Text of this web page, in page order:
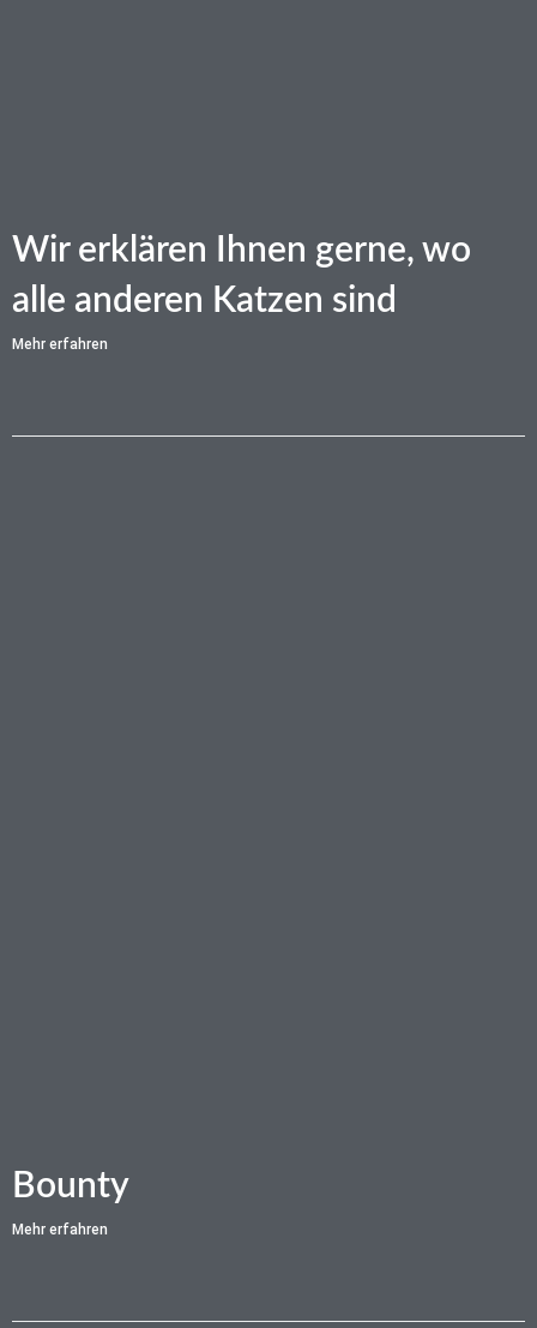
Wir erklären Ihnen gerne, wo
alle anderen Katzen sind
Mehr erfahren
Bounty
Mehr erfahren